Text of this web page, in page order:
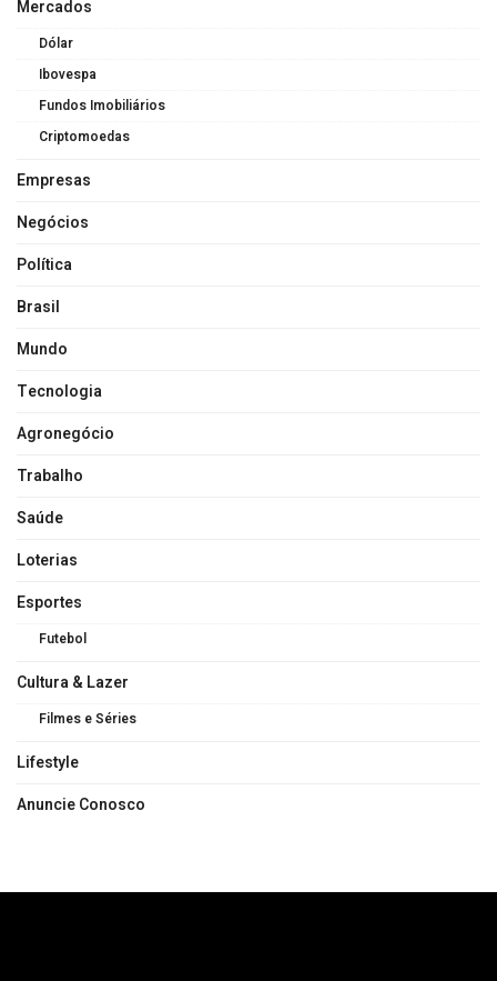
Mercados
Dólar
Ibovespa
Fundos Imobiliários
Criptomoedas
Empresas
Negócios
Política
Brasil
Mundo
Tecnologia
Agronegócio
Trabalho
Saúde
Loterias
Esportes
Futebol
Cultura & Lazer
Filmes e Séries
Lifestyle
Anuncie Conosco